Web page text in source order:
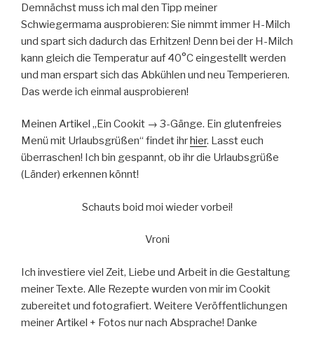
Demnächst muss ich mal den Tipp meiner
Schwiegermama ausprobieren: Sie nimmt immer H-Milch
und spart sich dadurch das Erhitzen! Denn bei der H-Milch
kann gleich die Temperatur auf 40°C eingestellt werden
und man erspart sich das Abkühlen und neu Temperieren.
Das werde ich einmal ausprobieren!
Meinen Artikel „Ein Cookit → 3-Gänge. Ein glutenfreies
Menü mit Urlaubsgrüßen“ findet ihrhier. Lasst euch
überraschen! Ich bin gespannt, ob ihr die Urlaubsgrüße
(Länder) erkennen könnt!
Schauts boid moi wieder vorbei!
Vroni
Ich investiere viel Zeit, Liebe und Arbeit in die Gestaltung
meiner Texte. Alle Rezepte wurden von mir im Cookit
zubereitet und fotografiert. Weitere Veröffentlichungen
meiner Artikel + Fotos nur nach Absprache! Danke